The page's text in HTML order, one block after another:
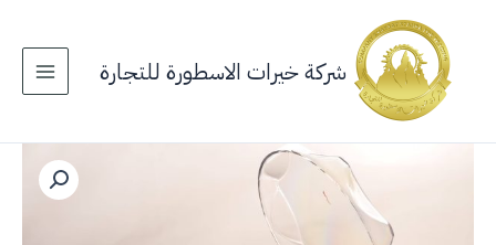
المحتوى
شركة خيرات الاسطورة للتجارة